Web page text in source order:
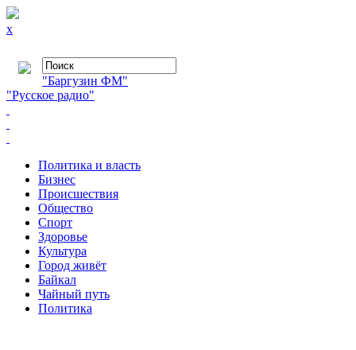
x
"Баргузин ФМ"
"Русское радио"
Политика и власть
Бизнес
Происшествия
Общество
Cпорт
Здоровье
Культура
Город живёт
Байкал
Чайный путь
Политика